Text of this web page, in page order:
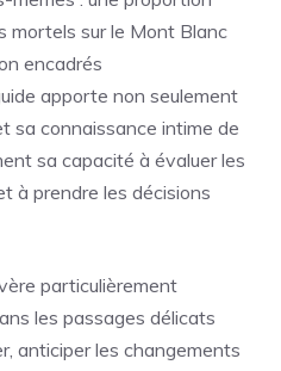
mortels sur le Mont Blanc
encadrés
apporte non seulement
sa connaissance intime de
sa capacité à évaluer les
à prendre les décisions
particulièrement
les passages délicats
anticiper les changements